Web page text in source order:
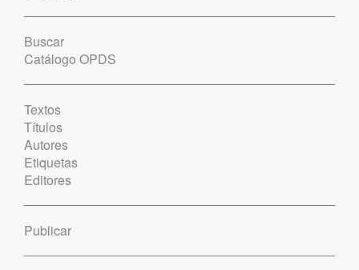
Buscar
Catálogo OPDS
Textos
Títulos
Autores
Etiquetas
Editores
Publicar